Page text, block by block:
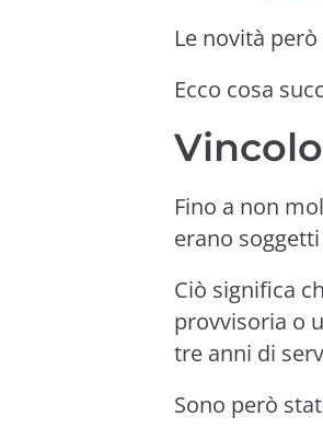
Le novità
Ecco cosa
Fino a non
erano
Ciò significa
provvisoria o
tre anni di
Sono però